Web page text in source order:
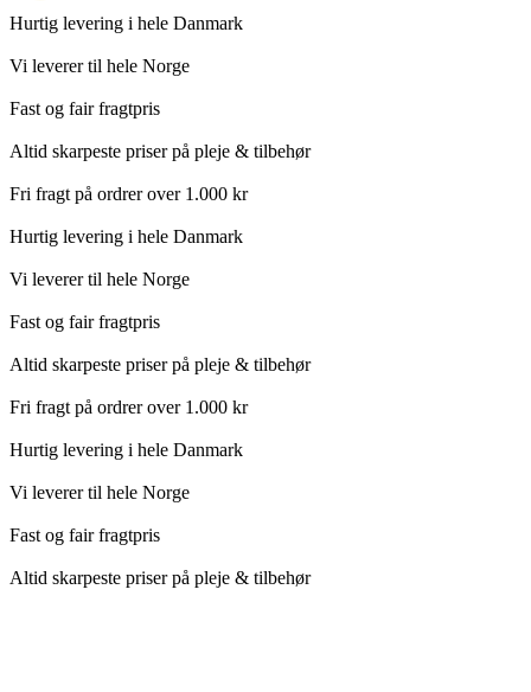
Hurtig levering i hele Danmark
Vi leverer til hele Norge
Fast og fair fragtpris
Altid skarpeste priser på pleje & tilbehør
Fri fragt på ordrer over 1.000 kr
Hurtig levering i hele Danmark
Vi leverer til hele Norge
Fast og fair fragtpris
Altid skarpeste priser på pleje & tilbehør
Fri fragt på ordrer over 1.000 kr
Hurtig levering i hele Danmark
Vi leverer til hele Norge
Fast og fair fragtpris
Altid skarpeste priser på pleje & tilbehør